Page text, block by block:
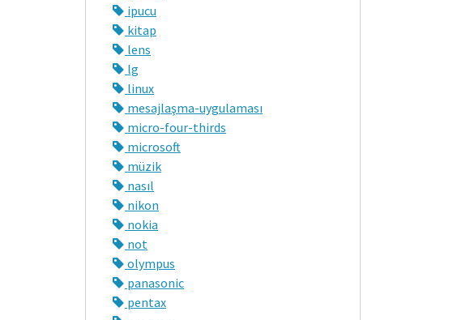
ipucu
kitap
lens
lg
linux
mesajlaşma-uygulaması
micro-four-thirds
microsoft
müzik
nasıl
nikon
nokia
not
olympus
panasonic
pentax